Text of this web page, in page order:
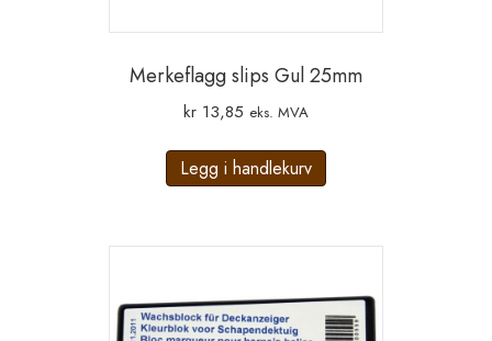
Merkeflagg slips Gul 25mm
kr 13,85 eks. MVA
Legg i handlekurv